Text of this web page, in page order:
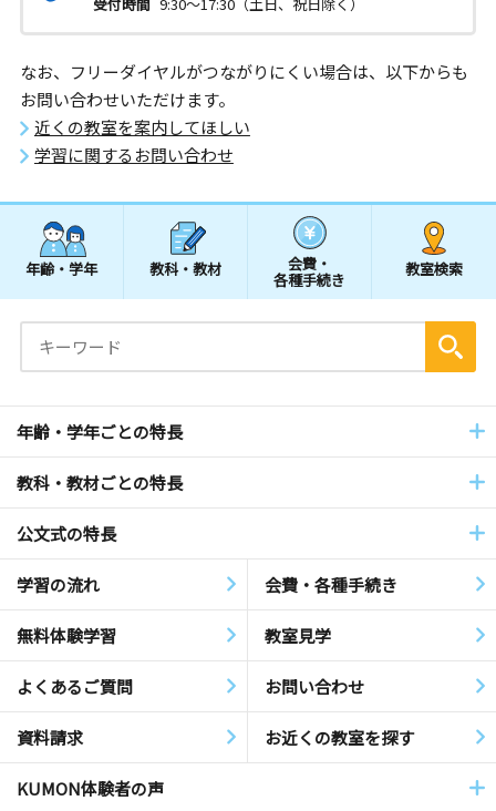
なお、フリーダイヤルがつながりにくい場合は、以下からも
お問い合わせいただけます。
近くの教室を案内してほしい
学習に関するお問い合わせ
年齢・学年 教科・教材 会費・
各種手続き
教室検索
年齢・学年ごとの特長
教科・教材ごとの特長
公文式の特長
学習の流れ 会費・各種手続き
無料体験学習 教室見学
よくあるご質問 お問い合わせ
資料請求 お近くの教室を探す
KUMON体験者の声